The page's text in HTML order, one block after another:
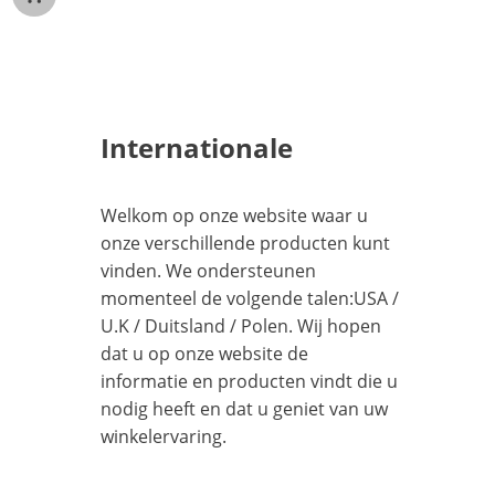
Internationale
Welkom op onze website waar u
onze verschillende producten kunt
vinden. We ondersteunen
momenteel de volgende talen:USA/
U.K/ Duitsland / Polen. Wij hopen
dat u op onze website de
informatie en producten vindt die u
nodig heeft en dat u geniet van uw
winkelervaring.